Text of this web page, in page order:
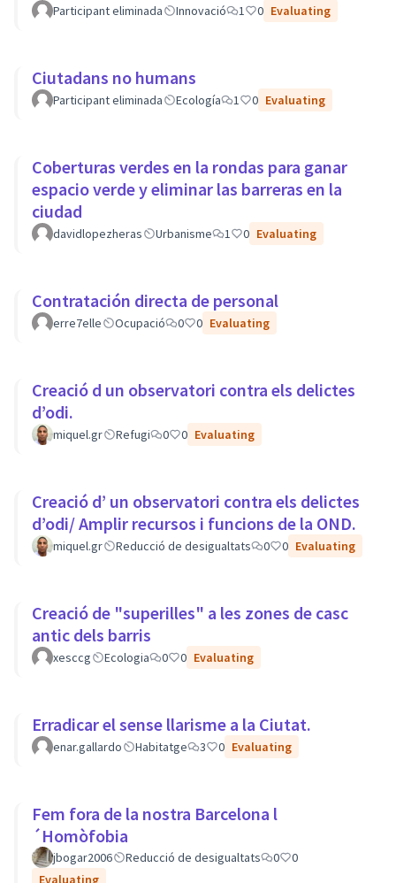
Participant eliminada Innovació 1 0 Evaluating
Ciutadans no humans
Participant eliminada Ecología 1 0 Evaluating
Coberturas verdes en la rondas para ganar
espacio verde y eliminar las barreras en la
ciudad
davidlopezheras Urbanisme 1 0 Evaluating
Contratación directa de personal
erre7elle Ocupació 0 0 Evaluating
Creació d un observatori contra els delictes
d’odi.
miquel.gr Refugi 0 0 Evaluating
Creació d’ un observatori contra els delictes
d’odi/ Amplir recursos i funcions de la OND.
miquel.gr Reducció de desigualtats 0 0 Evaluating
Creació de "superilles" a les zones de casc
antic dels barris
xesccg Ecologia 0 0 Evaluating
Erradicar el sense llarisme a la Ciutat.
enar.gallardo Habitatge 3 0 Evaluating
Fem fora de la nostra Barcelona l
´Homòfobia
jbogar2006 Reducció de desigualtats 0
0
Evaluating